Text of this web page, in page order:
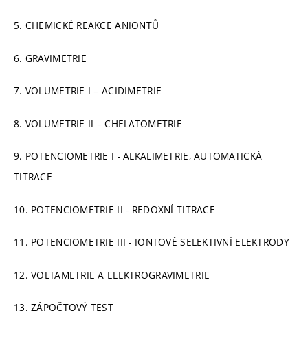
5. CHEMICKÉ REAKCE ANIONTŮ
6. GRAVIMETRIE
7. VOLUMETRIE I – ACIDIMETRIE
8. VOLUMETRIE II – CHELATOMETRIE
9. POTENCIOMETRIE I - ALKALIMETRIE, AUTOMATICKÁ
TITRACE
10. POTENCIOMETRIE II - REDOXNÍ TITRACE
11. POTENCIOMETRIE III - IONTOVĚ SELEKTIVNÍ ELEKTRODY
12. VOLTAMETRIE A ELEKTROGRAVIMETRIE
13. ZÁPOČTOVÝ TEST